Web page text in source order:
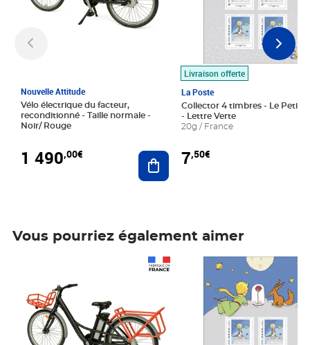
Nouvelle Attitude
Vélo électrique du facteur,
reconditionné - Taille normale -
Noir/ Rouge
1 490,00€ Ajouter au panier
Livraison offerte
La Poste
Collector 4 timbres - Le Petit
- Lettre Verte
20g / France
7,50€
Vous pourriez également aimer
Prix 7,50€